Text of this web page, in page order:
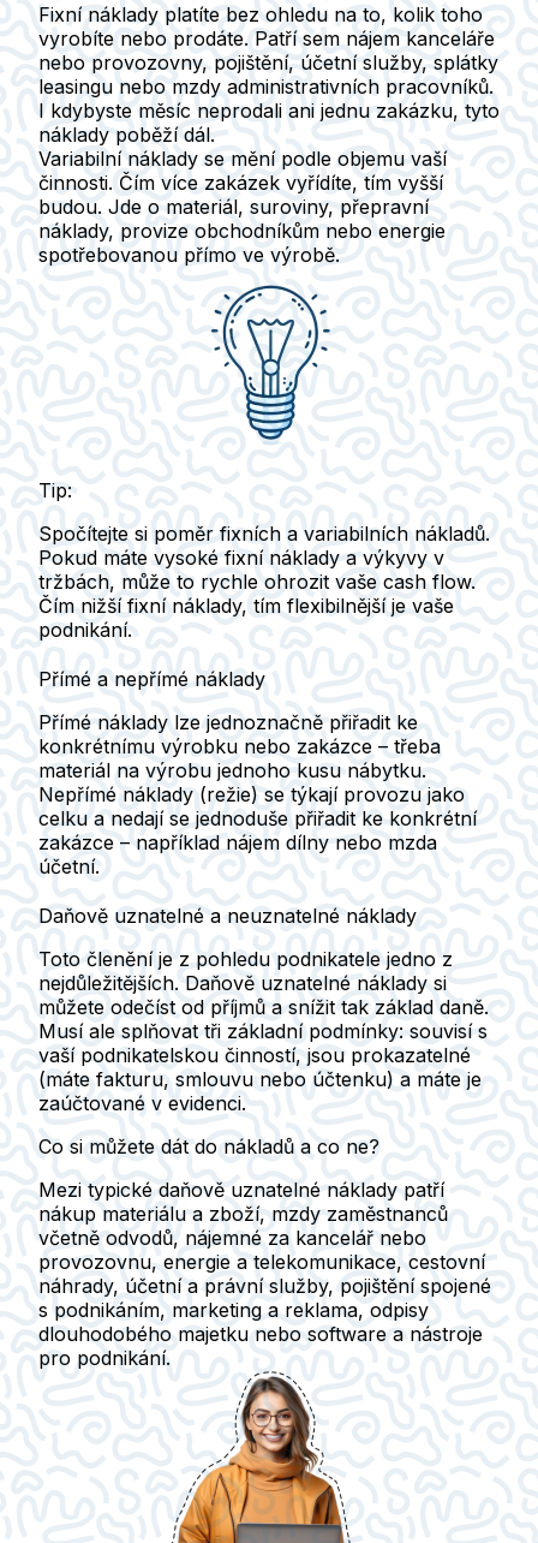
Fixní náklady platíte bez ohledu na to, kolik toho
vyrobíte nebo prodáte. Patří sem nájem kanceláře
nebo provozovny, pojištění, účetní služby, splátky
leasingu nebo mzdy administrativních pracovníků.
I kdybyste měsíc neprodali ani jednu zakázku, tyto
náklady poběží dál.
Variabilní náklady se mění podle objemu vaší
činnosti. Čím více zakázek vyřídíte, tím vyšší
budou. Jde o materiál, suroviny, přepravní
náklady, provize obchodníkům nebo energie
spotřebovanou přímo ve výrobě.
Tip:
Spočítejte si poměr fixních a variabilních nákladů.
Pokud máte vysoké fixní náklady a výkyvy v
tržbách, může to rychle ohrozit vaše cash flow.
Čím nižší fixní náklady, tím flexibilnější je vaše
podnikání.
Přímé a nepřímé náklady
Přímé náklady lze jednoznačně přiřadit ke
konkrétnímu výrobku nebo zakázce – třeba
materiál na výrobu jednoho kusu nábytku.
Nepřímé náklady (režie) se týkají provozu jako
celku a nedají se jednoduše přiřadit ke konkrétní
zakázce – například nájem dílny nebo mzda
účetní.
Daňově uznatelné a neuznatelné náklady
Toto členění je z pohledu podnikatele jedno z
nejdůležitějších. Daňově uznatelné náklady si
můžete odečíst od příjmů a snížit tak základ daně.
Musí ale splňovat tři základní podmínky: souvisí s
vaší podnikatelskou činností, jsou prokazatelné
(máte fakturu, smlouvu nebo účtenku) a máte je
zaúčtované v evidenci.
Co si můžete dát do nákladů a co ne?
Mezi typické daňově uznatelné náklady patří
nákup materiálu a zboží, mzdy zaměstnanců
včetně odvodů, nájemné za kancelář nebo
provozovnu, energie a telekomunikace, cestovní
náhrady, účetní a právní služby, pojištění spojené
s podnikáním, marketing a reklama, odpisy
dlouhodobého majetku nebo software a nástroje
pro podnikání.